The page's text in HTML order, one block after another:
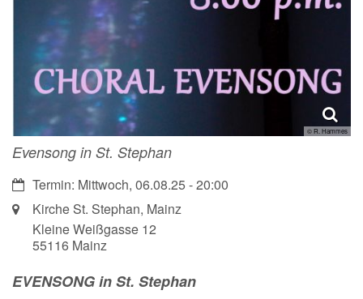
© R. Hammes
Evensong in St. Stephan
Datum:Termin: Mittwoch, 06.08.25 - 20:00
Ort: Kirche St. Stephan, Mainz
Kleine Weißgasse 12
55116 Mainz
EVENSONG in St. Stephan